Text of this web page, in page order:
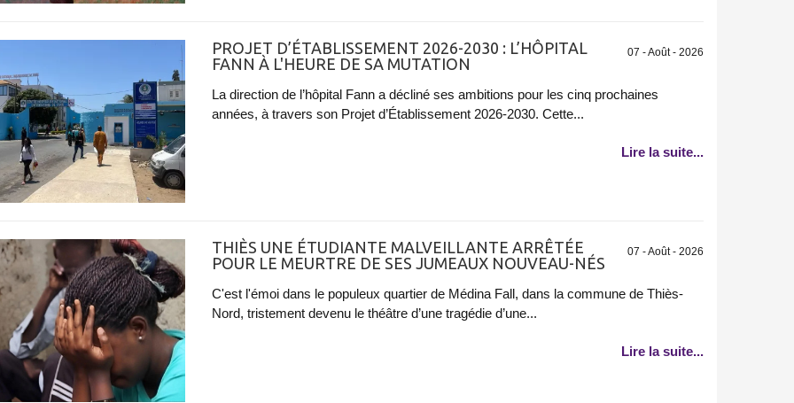
07 - Août - 2026
PROJET D’ÉTABLISSEMENT 2026-2030 : L’HÔPITAL
FANN À L'HEURE DE SA MUTATION
La direction de l’hôpital Fann a décliné ses ambitions pour les cinq prochaines
années, à travers son Projet d’Établissement 2026-2030. Cette...
Lire la suite...
07 - Août - 2026
THIÈS UNE ÉTUDIANTE MALVEILLANTE ARRÊTÉE
POUR LE MEURTRE DE SES JUMEAUX NOUVEAU-NÉS
C'est l'émoi dans le populeux quartier de Médina Fall, dans la commune de Thiès-
Nord, tristement devenu le théâtre d’une tragédie d’une...
Lire la suite...